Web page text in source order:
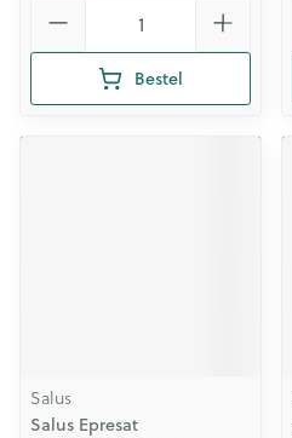
Bestel
Salus
Salus Epresat